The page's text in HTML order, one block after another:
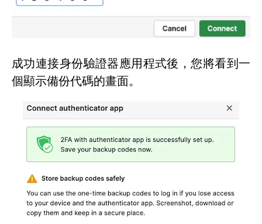
成功連接身份驗證器應用程式後，您將看到一
個顯示備份代碼的畫面。